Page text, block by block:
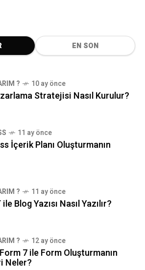
EN SON
? 10 ay önce
Stratejisi Nasıl Kurulur?
11 ay önce
İçerik Planı Oluşturmanın
? 11 ay önce
Blog Yazısı Nasıl Yazılır?
? 12 ay önce
7 ile Form Oluşturmanın
Neler?